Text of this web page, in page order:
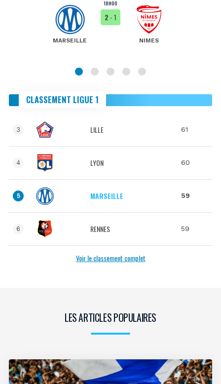
18H00
MARSEILLE
2 - 1
NIMES
CLASSEMENT LIGUE 1
3 LILLE 61
4 LYON 60
5 MARSEILLE 59
6 RENNES 59
Voir le classement complet
LES ARTICLES POPULAIRES